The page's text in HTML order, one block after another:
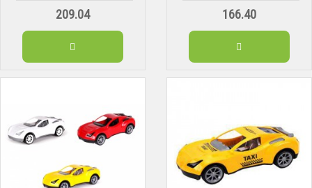
209.04 166.40